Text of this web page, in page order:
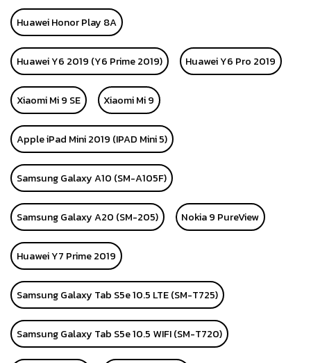
Huawei Honor Play 8A
Huawei Y6 2019 (Y6 Prime 2019) Huawei Y6 Pro 2019
Xiaomi Mi 9 SE Xiaomi Mi 9
Apple iPad Mini 2019 (IPAD Mini 5)
Samsung Galaxy A10 (SM-A105F)
Samsung Galaxy A20 (SM-205) Nokia 9 PureView
Huawei Y7 Prime 2019
Samsung Galaxy Tab S5e 10.5 LTE (SM-T725)
Samsung Galaxy Tab S5e 10.5 WIFI (SM-T720)